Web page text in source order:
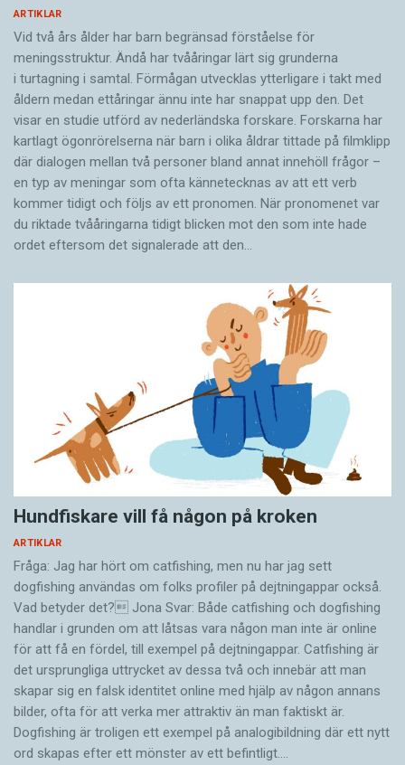
ARTIKLAR
Vid två års ålder har barn begränsad förståelse för
meningsstruktur. Ändå har tvååringar lärt sig grunderna
i turtagning i samtal. Förmågan utvecklas ytterligare i takt med
åldern medan ettåringar ännu inte har snappat upp den. Det
visar en studie utförd av nederländska forskare. Forskarna har
kartlagt ögonrörelserna när barn i olika åldrar tittade på filmklipp
där dialogen mellan två personer bland annat innehöll frågor –
en typ av meningar som ofta kännetecknas av att ett verb
kommer tidigt och följs av ett pronomen. När pronomenet var
du riktade tvååringarna tidigt blicken mot den som inte hade
ordet eftersom det ­signalerade att den…
Hundfiskare vill få någon på kroken
ARTIKLAR
Fråga: Jag har hört om catfishing, men nu har jag sett
dogfishing användas om folks profiler på dejtningappar också.
Vad betyder det? Jona Svar: Både catfishing och dogfishing
handlar i grunden om att låtsas vara någon man inte är online
för att få en fördel, till exempel på dejtningappar. Catfishing är
det ursprungliga uttrycket av dessa två och innebär att man
skapar sig en falsk identitet online med hjälp av någon annans
bilder, ofta för att verka mer attraktiv än man faktiskt är.
Dogfishing är troligen ett exempel på analogibildning där ett nytt
ord skapas efter ett mönster av ett befintligt.…